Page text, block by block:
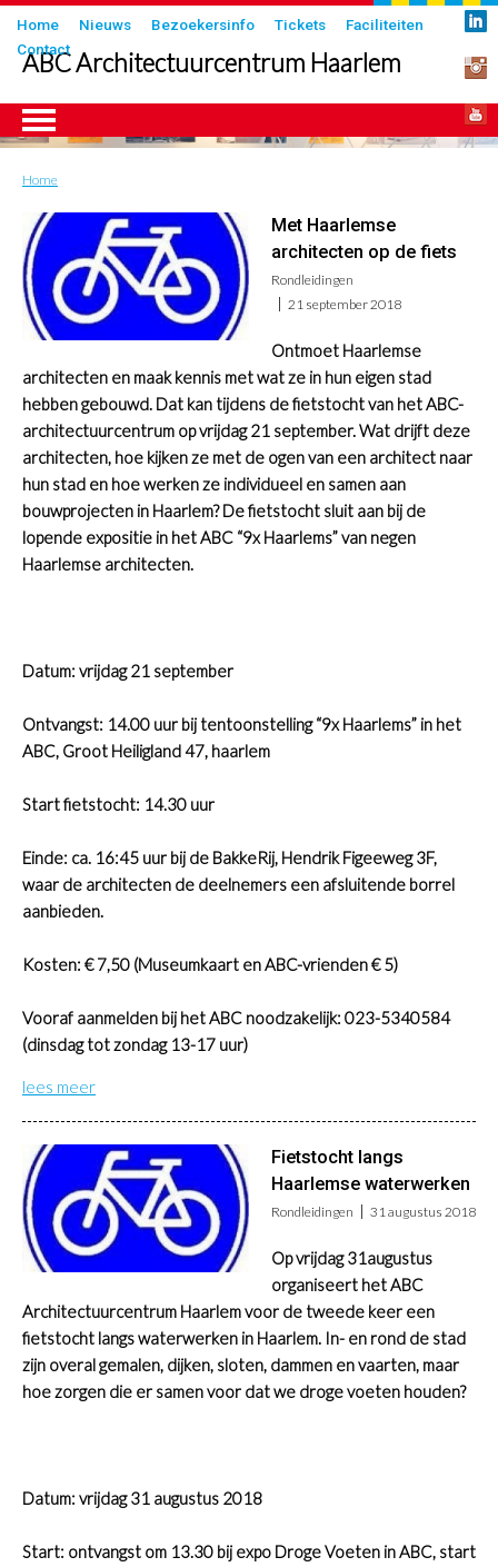
Overslaan
en
naar
inhoud
gaan
Submenu
Home Nieuws Bezoekersinfo Tickets
Faciliteiten
Contact
ABC Architectuurcentrum Haarlem
Kruimelpad
Home
Met Haarlemse
architecten op de fiets
Rondleidingen
21 september 2018
Ontmoet Haarlemse
architecten en maak kennis met wat ze in hun eigen stad
hebben gebouwd. Dat kan tijdens de fietstocht van het ABC-
architectuurcentrum op vrijdag 21 september. Wat drijft deze
architecten, hoe kijken ze met de ogen van een architect naar
hun stad en hoe werken ze individueel en samen aan
bouwprojecten in Haarlem? De fietstocht sluit aan bij de
lopende expositie in het ABC “9x Haarlems” van negen
Haarlemse architecten.
Datum: vrijdag 21 september
Ontvangst: 14.00 uur bij tentoonstelling “9x Haarlems” in het
ABC, Groot Heiligland 47, haarlem
Start fietstocht: 14.30 uur
Einde: ca. 16:45 uur bij de BakkeRij, Hendrik Figeeweg 3F,
waar de architecten de deelnemers een afsluitende borrel
aanbieden.
Kosten: € 7,50 (Museumkaart en ABC-vrienden € 5)
Vooraf aanmelden bij het ABC noodzakelijk: 023-5340584
(dinsdag tot zondag 13-17 uur)
lees meer
Fietstocht langs
Haarlemse waterwerken
Rondleidingen 31 augustus 2018
Op vrijdag 31augustus
organiseert het ABC
Architectuurcentrum Haarlem voor de tweede keer een
fietstocht langs waterwerken in Haarlem. In- en rond de stad
zijn overal gemalen, dijken, sloten, dammen en vaarten, maar
hoe zorgen die er samen voor dat we droge voeten houden?
Datum: vrijdag 31 augustus 2018
Start: ontvangst om 13.30 bij expo Droge Voeten in ABC, start